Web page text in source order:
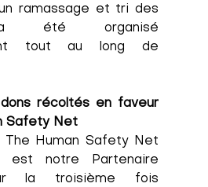
ramassage et tri des
été organisé
tout au long de
dons récoltés en faveur
Safety Net
The Human Safety Net
est notre Partenaire
la troisième fois